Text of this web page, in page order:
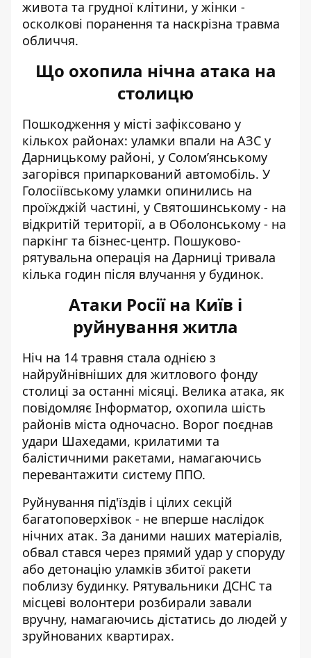
живота та грудної клітини, у жінки -
осколкові поранення та наскрізна травма
обличчя.
Що охопила нічна атака на
столицю
Пошкодження у місті зафіксовано у
кількох районах: уламки впали на АЗС у
Дарницькому районі, у Соломʼянському
загорівся припаркований автомобіль. У
Голосіївському уламки опинились на
проїжджій частині, у Святошинському - на
відкритій території, а в Оболонському - на
паркінг та бізнес-центр. Пошуково-
рятувальна операція на Дарниці тривала
кілька годин після влучання у будинок.
Атаки Росії на Київ і
руйнування житла
Ніч на 14 травня стала однією з
найруйнівніших для житлового фонду
столиці за останні місяці. Велика атака, як
повідомляє Інформатор, охопила шість
районів міста одночасно. Ворог поєднав
удари Шахедами, крилатими та
балістичними ракетами, намагаючись
перевантажити систему ППО.
Руйнування під'їздів і цілих секцій
багатоповерхівок - не вперше наслідок
нічних атак. За даними наших матеріалів,
обвал стався через прямий удар у споруду
або детонацію уламків збитої ракети
поблизу будинку. Рятувальники ДСНС та
місцеві волонтери розбирали завали
вручну, намагаючись дістатись до людей у
зруйнованих квартирах.